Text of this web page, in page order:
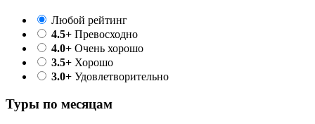
Любой рейтинг
4.5+ Превосходно
4.0+ Очень хорошо
3.5+ Хорошо
3.0+ Удовлетворительно
Туры по месяцам